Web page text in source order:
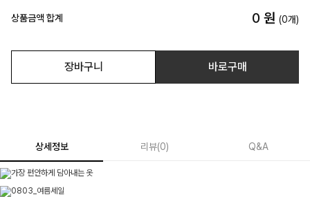
상품금액 합계 0 원 (0개)
장바구니 바로구매
상세정보 리뷰(0) Q&A